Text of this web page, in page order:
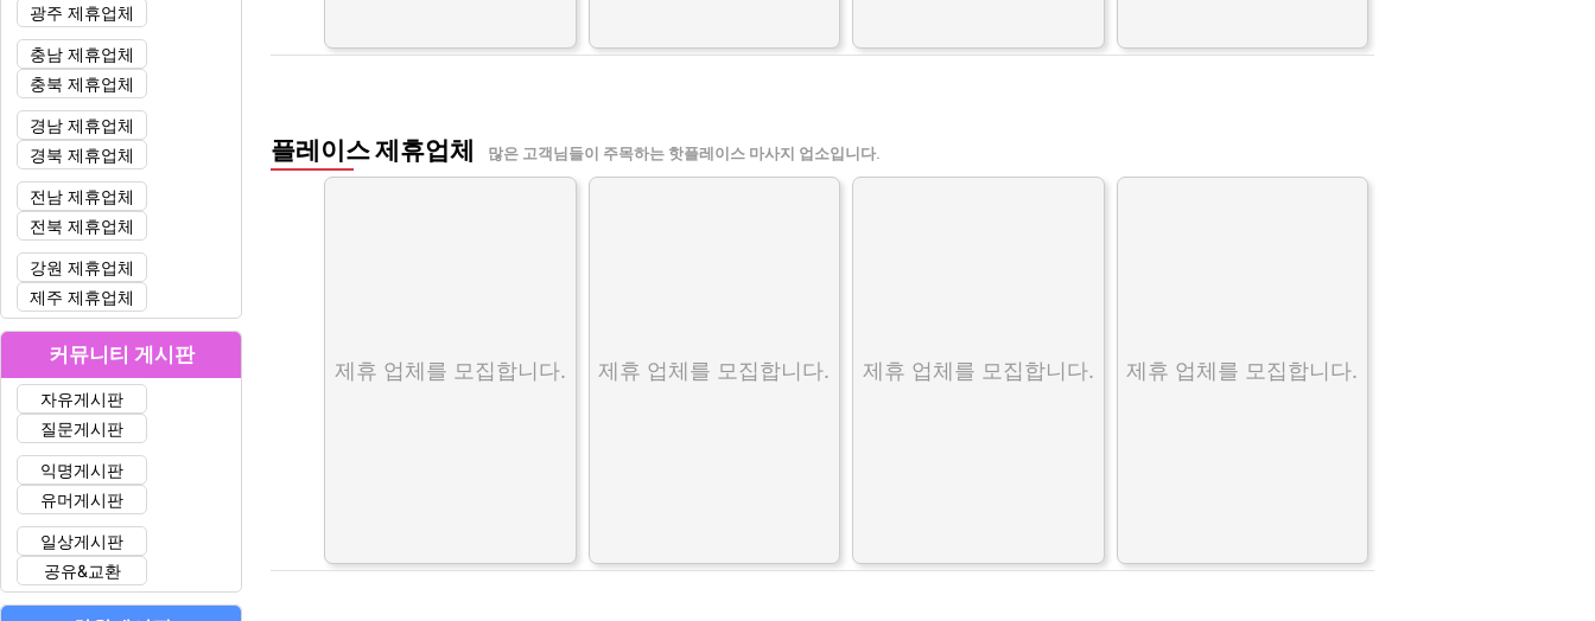
플레이스 제휴업체 많은 고객님들이 주목하는 핫플레이스 마사지 업소입니다.
제휴 업체를 모집합니다. 제휴 업체를 모집합니다. 제휴 업체를 모집합니다. 제휴 업체를 모집합니다.
광주 제휴업체
충남 제휴업체
충북 제휴업체
경남 제휴업체
경북 제휴업체
전남 제휴업체
전북 제휴업체
강원 제휴업체
제주 제휴업체
커뮤니티 게시판
자유게시판
질문게시판
익명게시판
유머게시판
일상게시판
공유&교환